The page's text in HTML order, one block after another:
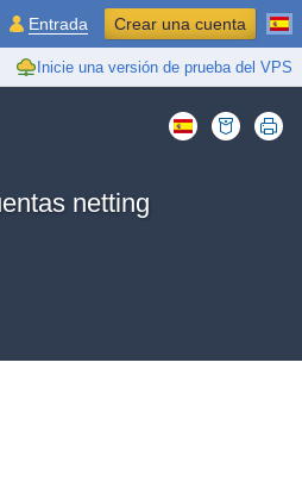
Inicie una versión de prueba del VPS
Entrada Crear una cuenta
netting